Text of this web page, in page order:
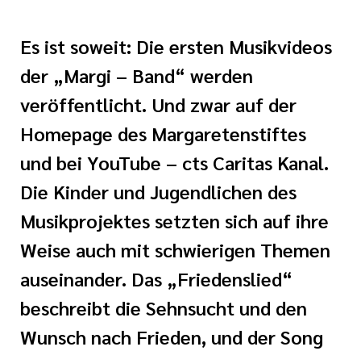
der cts
Dienst
Es ist soweit: Die ersten Musikvideos
der „Margi – Band“ werden
veröffentlicht. Und zwar auf der
Homepage des Margaretenstiftes
und bei YouTube – cts Caritas Kanal.
Die Kinder und Jugendlichen des
Musikprojektes setzten sich auf ihre
Weise auch mit schwierigen Themen
auseinander. Das „Friedenslied“
beschreibt die Sehnsucht und den
Wunsch nach Frieden, und der Song